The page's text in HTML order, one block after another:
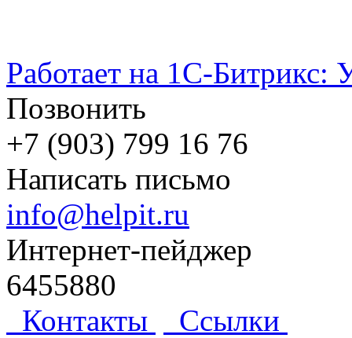
Работает на 1С-Битрикс:
Позвонить
+7 (903) 799 16 76
Написать письмо
info@helpit.ru
Интернет-пейджер
6455880
Контакты
Ссылки